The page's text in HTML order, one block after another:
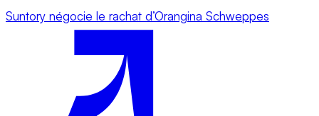
Suntory négocie le rachat d’Orangina Schweppes